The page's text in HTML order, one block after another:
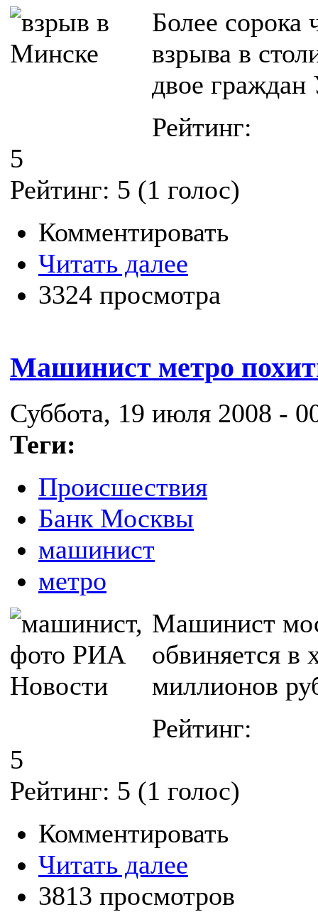
Более сорока
взрыва в
двое граждан
Рейтинг:
5
Рейтинг: 5 (1 голос)
Комментировать
Читать далее
3324 просмотра
Машинист метро
Суббота, 19 июля 2008 -
Теги:
Происшествия
Банк Москвы
машинист
метро
Машинист
обвиняется
миллионов
Рейтинг:
5
Рейтинг: 5 (1 голос)
Комментировать
Читать далее
3813 просмотров